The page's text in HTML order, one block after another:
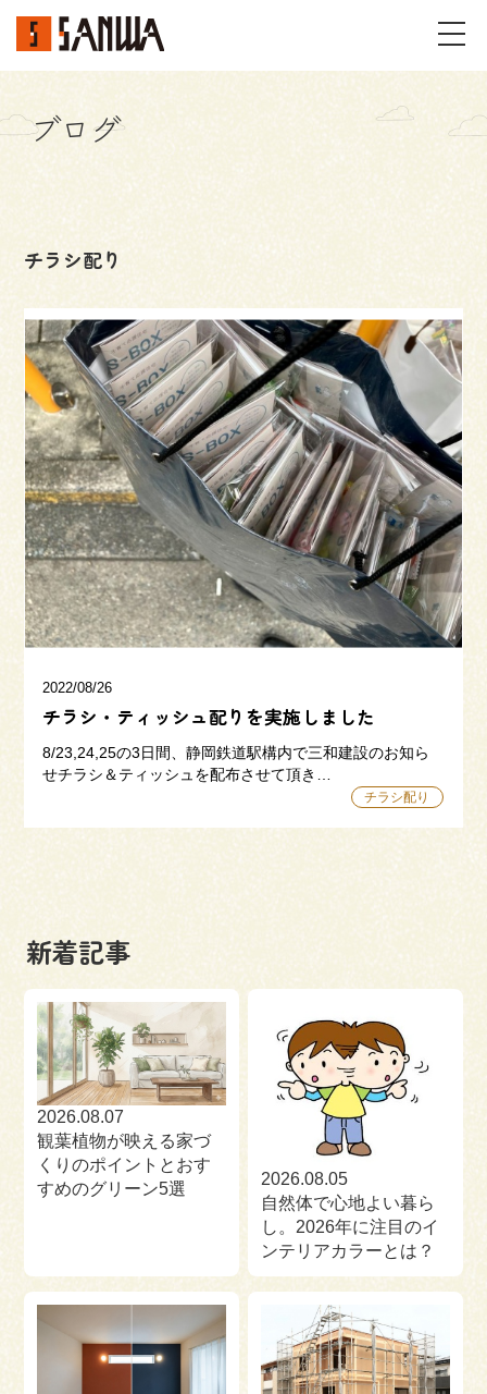
イベント・見学会
不動産情報
事例
施工事例 パーツギャラリー
お客様の声
私たちのこと
三和建設の強み
リフォーム
会社概要
採用情報
054-365-3838
来場予約 資料請求
ブログ
チラシ配り
2022/08/26
チラシ・ティッシュ配りを実施しました
8/23,24,25の3日間、静岡鉄道駅構内で三和建設のお知ら
せチラシ＆ティッシュを配布させて頂き…
チラシ配り
新着記事
2026.08.07
観葉植物が映える家づ
くりのポイントとおす
すめのグリーン5選
2026.08.05
自然体で心地よい暮ら
し。2026年に注目のイ
ンテリアカラーとは？